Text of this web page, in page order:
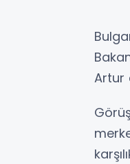
Artur